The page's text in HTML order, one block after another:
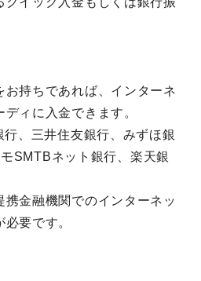
お持ちであれば、インターネ
ィに入金できます。
行、三井住友銀行、みずほ銀
SMTBネット銀行、楽天銀
金融機関でのインターネッ
要です。